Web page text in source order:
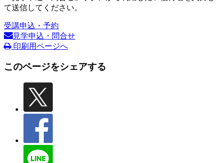
て送信してください。
受講申込・予約
見学申込・問合せ
印刷用ページへ
このページをシェアする